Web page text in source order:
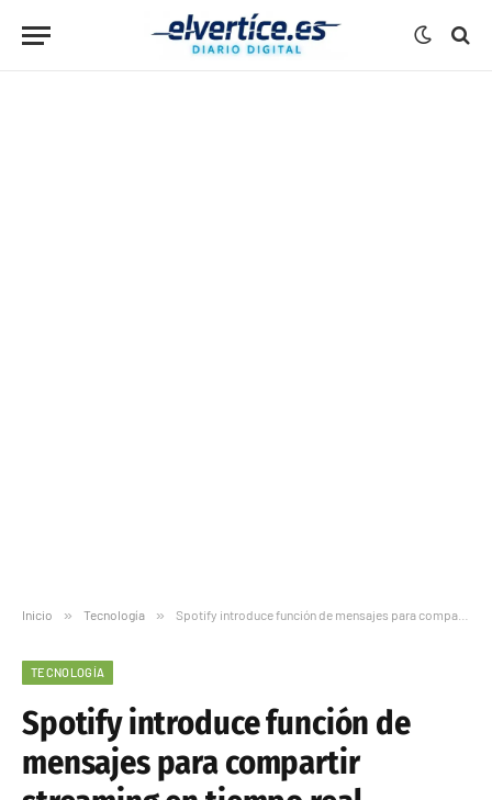
Inicio » Tecnología » Spotify introduce función de mensajes para compartir streaming en tiempo real
TECNOLOGÍA
Spotify introduce función de
mensajes para compartir